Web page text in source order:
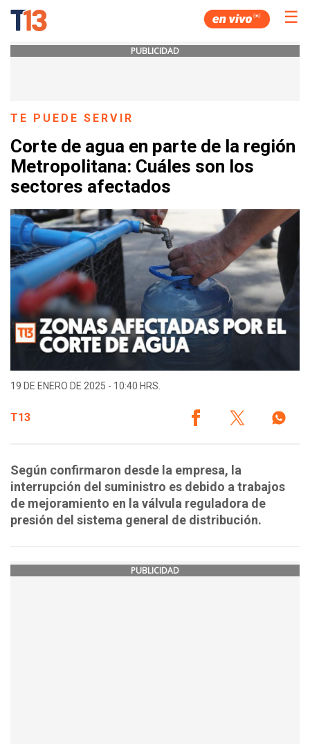
☰
PUBLICIDAD
TE PUEDE SERVIR
Corte de agua en parte de la región
Metropolitana: Cuáles son los
sectores afectados
19 DE ENERO DE 2025 - 10:40 HRS.
T13
Según confirmaron desde la empresa, la
interrupción del suministro es debido a trabajos
de mejoramiento en la válvula reguladora de
presión del sistema general de distribución.
PUBLICIDAD